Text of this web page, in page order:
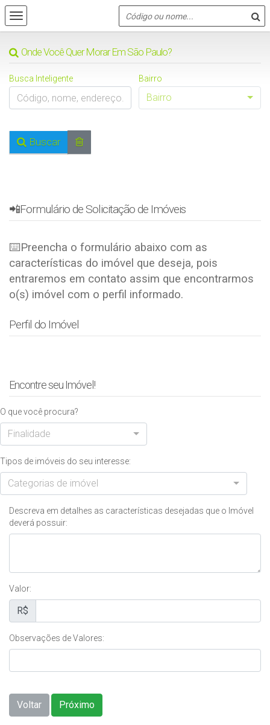
Onde Você Quer Morar Em São Paulo?
Busca Inteligente Bairro
Bairro
Buscar
📲Formulário de Solicitação de Imóveis
⌨️Preencha o formulário abaixo com as
características do imóvel que deseja, pois
entraremos em contato assim que encontrarmos
o(s) imóvel com o perfil informado.
Perfil do Imóvel
Encontre seu Imóvel!
O que você procura?
Finalidade
Tipos de imóveis do seu interesse:
Categorias de imóvel
Descreva em detalhes as características desejadas que o Imóvel
deverá possuir:
Valor:
R$
Observações de Valores:
Voltar Próximo